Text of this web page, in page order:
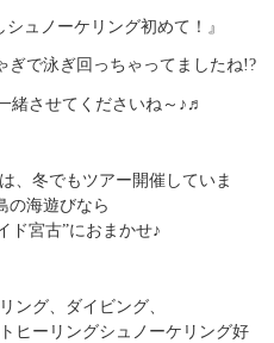
ュノーケリング初めて！』
ぎで泳ぎ回っちゃってましたね!?
緒させてくださいね～♪♬
、冬でもツアー開催していま
の海遊びなら
ド宮古”におまかせ♪
ング、ダイビング、
ヒーリングシュノーケリング好